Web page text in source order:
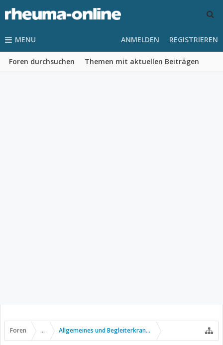
MENU
Foren durchsuchen Themen mit aktuellen Beiträgen
ANMELDEN REGISTRIEREN
Foren ... Allgemeines und Begleiterkrankungen